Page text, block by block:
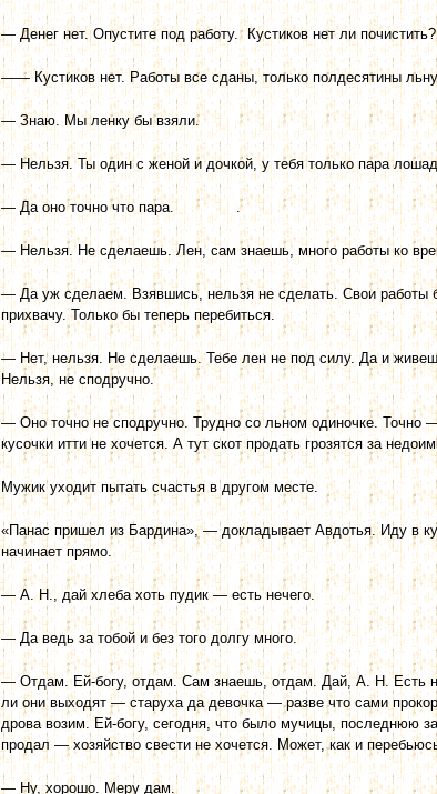
— Денег нет. Опустите под работу. Кустиков нет ли почистить?
—— Кустиков нет. Работы все сданы, только полдесятины
— Знаю. Мы ленку бы взяли.
— Нельзя. Ты один с женой и дочкой, у тебя только пара
— Да оно точно что пара. .
— Нельзя. Не сделаешь. Лен, сам знаешь, много работы ко
— Да уж сделаем. Взявшись, нельзя не сделать. Свои работы
прихвачу. Только бы теперь перебиться.
— Нет, нельзя. Не сделаешь. Тебе лен не под силу. Да и
Нельзя, не сподручно.
— Оно точно не сподручно. Трудно со льном одиночке. Точно
кусочки итти не хочется. А тут скот продать грозятся за
Мужик уходит пытать счастья в другом месте.
«Панас пришел из Бардина», — докладывает Авдотья. Иду в
начинает прямо.
— А. Н., дай хлеба хоть пудик — есть нечего.
— Да ведь за тобой и без того долгу много.
— Отдам. Ей-богу, отдам. Сам знаешь, отдам. Дай, А. Н. Есть
ли они выходят — старуха да девочка — разве что сами
дрова возим. Ей-богу, сегодня, что было мучицы,
продал — хозяйство свести не хочется. Может, как и
— Ну, хорошо. Меру дам.